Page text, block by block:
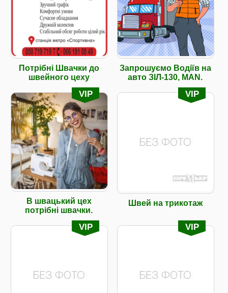
Потрібні Швачки до
швейного цеху
Запрошуємо Водiїв на
авто ЗIЛ-130, MAN.
VIP
В швацький цех
потрібні швачки.
VIP
Швей на трикотаж
VIP VIP